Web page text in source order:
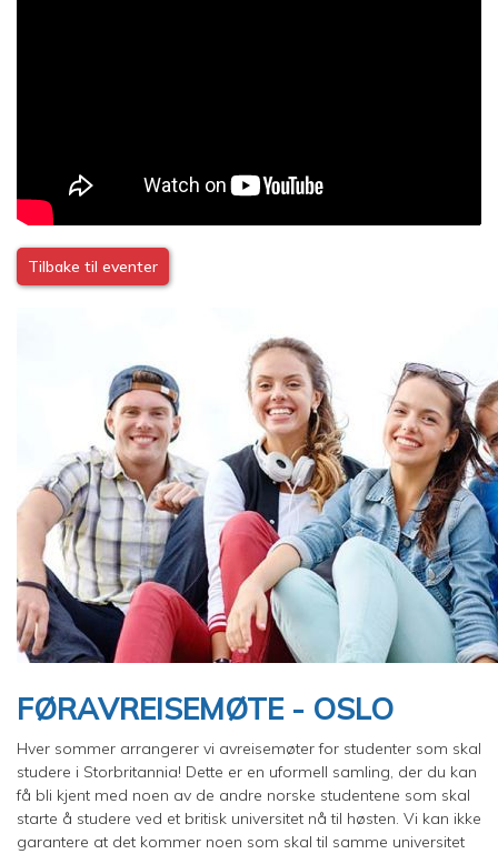
Tilbake til eventer
FØRAVREISEMØTE - OSLO
Hver sommer arrangerer vi avreisemøter for studenter som skal
studere i Storbritannia! Dette er en uformell samling, der du kan
få bli kjent med noen av de andre norske studentene som skal
starte å studere ved et britisk universitet nå til høsten. Vi kan ikke
garantere at det kommer noen som skal til samme universitet